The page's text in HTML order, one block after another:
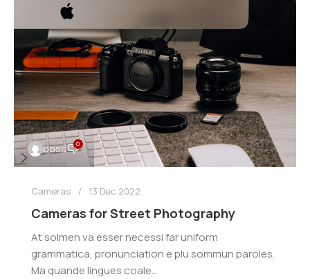
boss 0
Cameras 13 Dec 2022
Cameras for Street Photography
At solmen va esser necessi far uniform
grammatica, pronunciation e plu sommun paroles.
Ma quande lingues coale...